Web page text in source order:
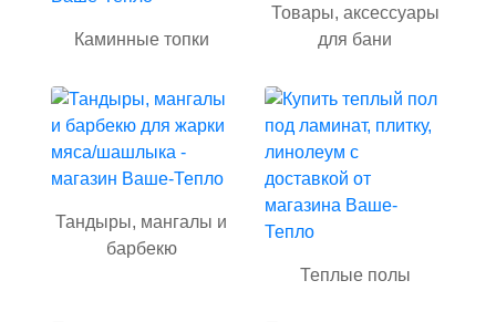
Каминные топки
Товары, аксессуары
для бани
Тандыры, мангалы и
барбекю
Теплые полы